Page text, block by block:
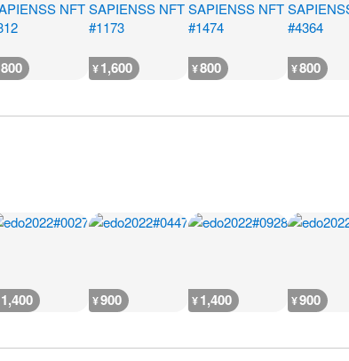
800 ¥1,600 ¥800 ¥800
1,400 ¥900 ¥1,400 ¥900